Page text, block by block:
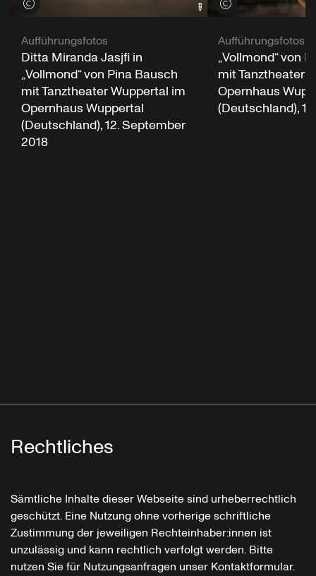
Credits öffnen
Aufführungsfotos
Ditta Miranda Jasjfi in
„Vollmond“ von Pina Bausch
mit Tanztheater Wuppertal im
Opernhaus Wuppertal
(Deutschland), 12. September
2018
Credits öffnen
Aufführungsfotos
„Vollmond“ von
mit Tanztheater
Opernhaus
(Deutschland),
Rechtliches
Sämtliche Inhalte dieser Webseite sind urheberrechtlich
geschützt. Eine Nutzung ohne vorherige schriftliche
Zustimmung der jeweiligen Rechteinhaber:innen ist
unzulässig und kann rechtlich verfolgt werden. Bitte
nutzen Sie für Nutzungsanfragen unser Kontaktformular.